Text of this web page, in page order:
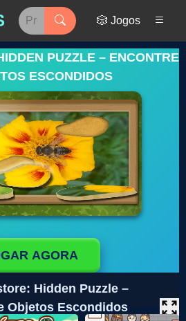
🎲 Jogos
PUZZLE – ENCONTRE
ESCONDIDOS
AGORA
Hidden Puzzle –
Objetos Escondidos